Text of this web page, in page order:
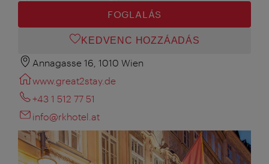
FOGLALÁS
KEDVENC HOZZÁADÁS
Annagasse 16, 1010 Wien
www.great2stay.de
+43 1 512 77 51
info@rkhotel.at